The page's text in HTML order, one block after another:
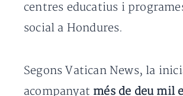
centres educatius i
social a Hondures.
Segons Vatican News, la
acompanyat més de deu mil